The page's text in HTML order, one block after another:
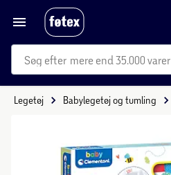
mere end 35.000 varer
Legetøj Babylegetøj og tumling